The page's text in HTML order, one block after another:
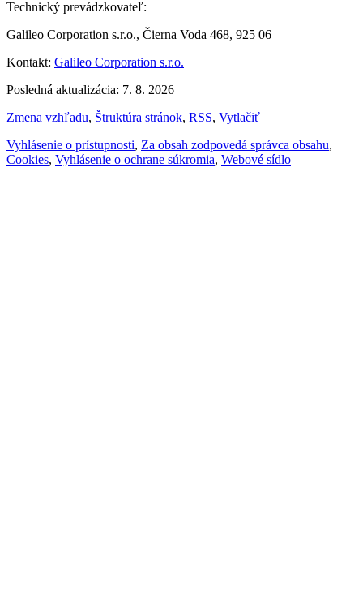
Technický prevádzkovateľ:
Galileo Corporation s.r.o., Čierna Voda 468, 925 06
Kontakt: Galileo Corporation s.r.o.
Posledná aktualizácia: 7. 8. 2026
Zmena vzhľadu, Štruktúra stránok, RSS, Vytlačiť
Vyhlásenie o prístupnosti, Za obsah zodpovedá správca obsahu,
Cookies, Vyhlásenie o ochrane súkromia, Webové sídlo